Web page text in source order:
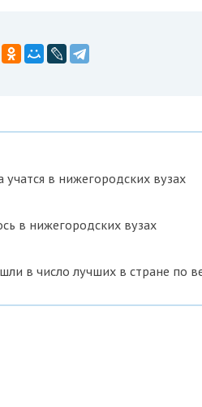
в нижегородских вузах
в нижегородских вузах
в число лучших в стране по